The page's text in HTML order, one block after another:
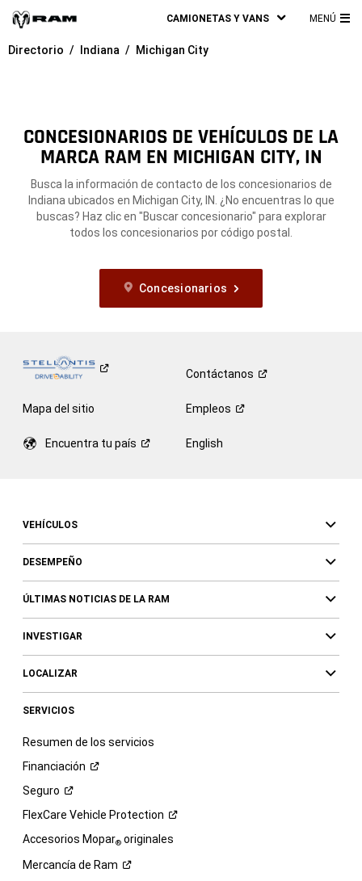
CAMIONETAS Y VANS MENÚ
Directorio Indiana Michigan City
CONCESIONARIOS DE VEHÍCULOS DE LA
MARCA RAM EN MICHIGAN CITY, IN
Busca la información de contacto de los concesionarios de
Indiana ubicados en Michigan City, IN. ¿No encuentras lo que
buscas? Haz clic en "Buscar concesionario" para explorar
todos los concesionarios por código postal.
Concesionarios
Contáctanos
Mapa del sitio Empleos
Encuentra tu país English
VEHÍCULOS
DESEMPEÑO
ÚLTIMAS NOTICIAS DE LA RAM
INVESTIGAR
LOCALIZAR
SERVICIOS
Resumen de los servicios
Financiación
Seguro
FlexCare Vehicle Protection
Accesorios Mopar®originales
Mercancía de Ram